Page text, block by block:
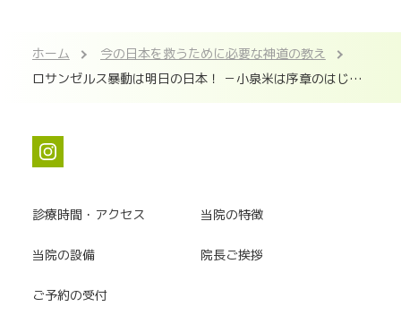
ホーム
今の日本を救うために必要な神道の教え
ロサンゼルス暴動は明日の日本！ －小泉米は序章のはじま
診療時間・アクセス 当院の特徴
当院の設備 院長ご挨拶
ご予約の受付